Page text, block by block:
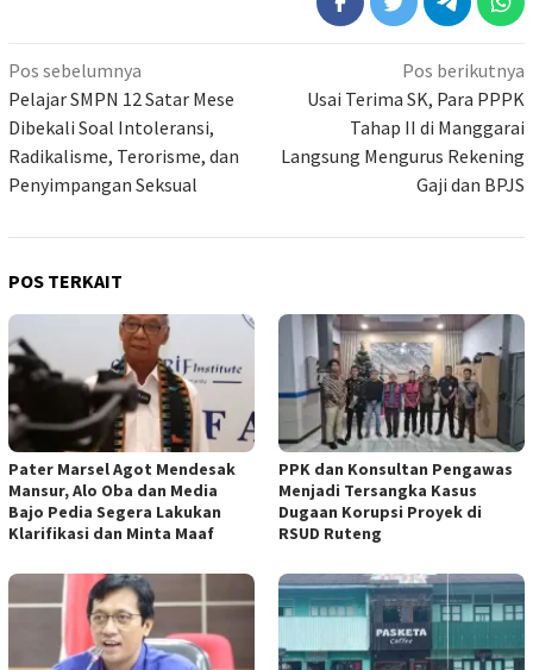
Navigasi
pos
Pos sebelumnya
Pelajar SMPN 12 Satar Mese
Dibekali Soal Intoleransi,
Radikalisme, Terorisme, dan
Penyimpangan Seksual
Pos berikutnya
Usai Terima SK, Para PPPK
Tahap II di Manggarai
Langsung Mengurus Rekening
Gaji dan BPJS
POS TERKAIT
Pater Marsel Agot Mendesak
Mansur, Alo Oba dan Media
Bajo Pedia Segera Lakukan
Klarifikasi dan Minta Maaf
PPK dan Konsultan Pengawas
Menjadi Tersangka Kasus
Dugaan Korupsi Proyek di
RSUD Ruteng